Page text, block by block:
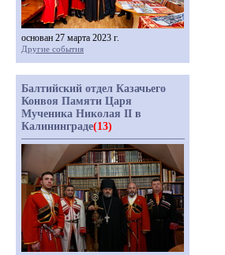
основан 27 марта 2023 г.
Другие события
Балтийский отдел Казачьего
Конвоя Памяти Царя
Мученика Николая II в
Калининграде(13)